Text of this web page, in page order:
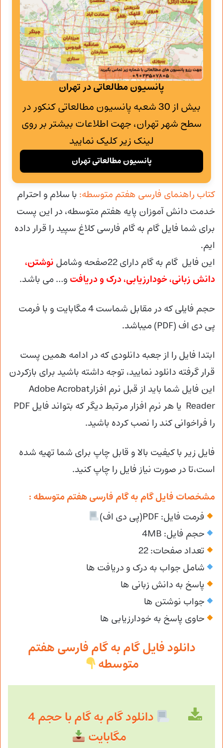
پانسیون مطالعاتی در تهران
بیش از 30 شعبه پانسیون مطالعاتی کنکور در
سطح شهر تهران، جهت اطلاعات بیشتر بر روی
لینک زیر کلیک نمایید
پانسیون مطالعاتی تهران
کتاب راهنمای فارسی هفتم متوسطه: با سلام و احترام
خدمت دانش آموزان پایه هفتم متوسطه، در این پست
برای شما فایل گام به گام فارسی کلاغ سپید را قرار داده
ایم.
این فایل گام به گام دارای 22صفحه وشامل
نوشتن،
دانش زبانی، خودارزیابی، درک و دریافت و… می باشد.
حجم فایلی که در مقابل شماست 4 مگابایت و با فرمت
پی دی اف (PDF) میباشد.
ابتدا فایل را از جعبه دانلودی که در ادامه همین پست
قرار گرفته دانلود نمایید، توجه داشته باشید برای بازکردن
این فایل شما باید از قبل نرم افزارAdobe Acrobat
را فراخوانی کند را نصب کرده باشید.
فایل زیر با کیفیت بالا و قابل چاپ برای شما تهیه شده
است،تا در صورت نیاز فایل را چاپ کنید.
مشخصات فایل گام به گام فارسی هفتم متوسطه :
فرمت فایل: PDF(پی دی اف)
حجم فایل: 4MB
تعداد صفحات: 22
شامل جواب به درک و دریافت ها
پاسخ به دانش زبانی ها
جواب نوشتن ها
حاوی پاسخ به خودارزیابی ها
دانلود فایل گام به گام فارسی هفتم
متوسطه
دانلود گام به گام با حجم 4
مگابایت